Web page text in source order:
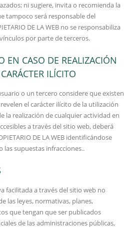
ni sugiere, invita o recomienda la
tampoco será responsable del
DE LA WEB no se responsabiliza
por parte de terceros.
EN CASO DE REALIZACIÓN
ILÍCITO
o un tercero considere que existen
el carácter ilícito de la utilización
la realización de cualquier actividad en
a través del sitio web, deberá
DE LA WEB identificándose
supuestas infracciones..
facilitada a través del sitio web no
las leyes, normativas, planes,
que tengan que ser publicados
de las administraciones públicas,